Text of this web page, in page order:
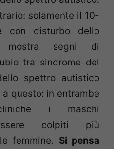
solamente il 10-
con disturbo dello
mostra segni di
tra sindrome del
spettro autistico
questo: in entrambe
i maschi
colpiti più
femmine. Si pensa